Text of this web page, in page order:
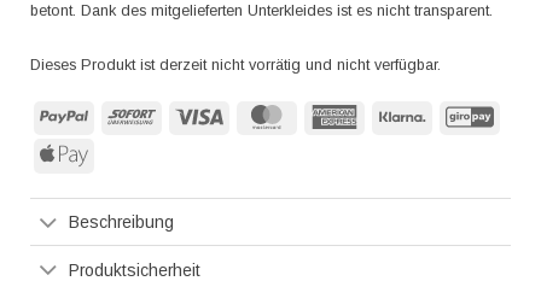
betont. Dank des mitgelieferten Unterkleides ist es nicht transparent.
Dieses Produkt ist derzeit nicht vorrätig und nicht verfügbar.
PayPal Sofort MasterCard American
Klarna
Apple
Beschreibung
Produktsicherheit